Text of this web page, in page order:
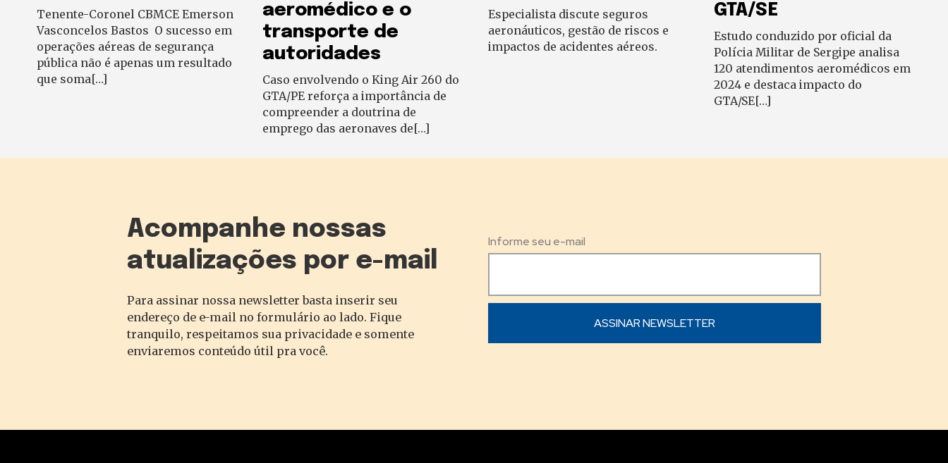
Tenente-Coronel CBMCE Emerson
Vasconcelos Bastos O sucesso em
operações aéreas de segurança
pública não é apenas um resultado
que soma[…]
aeromédico e o
transporte de
autoridades
Caso envolvendo o King Air 260 do
GTA/PE reforça a importância de
compreender a doutrina de
emprego das aeronaves de[…]
Especialista discute seguros
aeronáuticos, gestão de riscos e
impactos de acidentes aéreos.
GTA/SE
Estudo conduzido por oficial da
Polícia Militar de Sergipe analisa
120 atendimentos aeromédicos em
2024 e destaca impacto do
GTA/SE[…]
Acompanhe nossas
atualizações por e-mail
Para assinar nossa newsletter basta inserir seu
endereço de e-mail no formulário ao lado. Fique
tranquilo, respeitamos sua privacidade e somente
enviaremos conteúdo útil pra você.
Informe seu e-mail